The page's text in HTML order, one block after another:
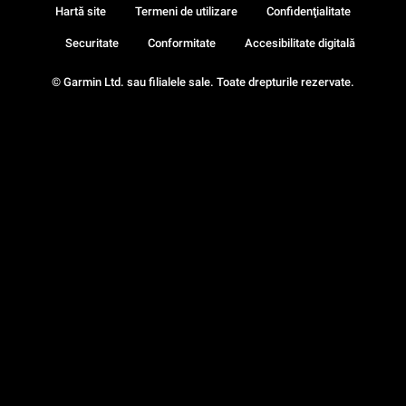
© Garmin Ltd. sau filialele sale. Toate drepturile rezervate.
Hartă site Termeni de utilizare Confidenţialitate
Securitate Conformitate Accesibilitate digitală